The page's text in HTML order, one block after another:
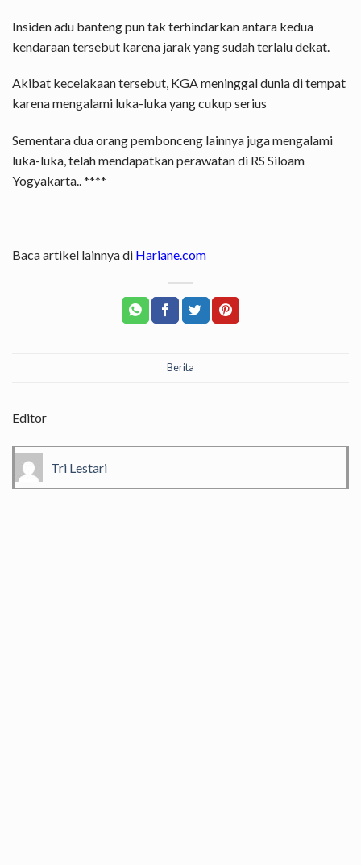
Insiden adu banteng pun tak terhindarkan antara kedua
kendaraan tersebut karena jarak yang sudah terlalu dekat.
Akibat kecelakaan tersebut, KGA meninggal dunia di tempat
karena mengalami luka-luka yang cukup serius
Sementara dua orang pembonceng lainnya juga mengalami
luka-luka, telah mendapatkan perawatan di RS Siloam
Yogyakarta.. ****
Baca artikel lainnya di Hariane.com
Berita
Editor
Tri Lestari